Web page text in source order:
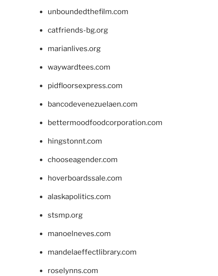
unboundedthefilm.com
catfriends-bg.org
marianlives.org
waywardtees.com
pidfloorsexpress.com
bancodevenezuelaen.com
bettermoodfoodcorporation.com
hingstonnt.com
chooseagender.com
hoverboardssale.com
alaskapolitics.com
stsmp.org
manoelneves.com
mandelaeffectlibrary.com
roselynns.com